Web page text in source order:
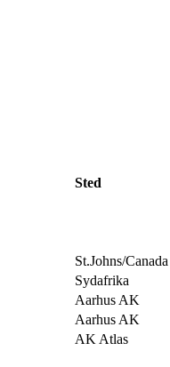
Sted
St.Johns/Canada
Sydafrika
Aarhus AK
Aarhus AK
AK Atlas